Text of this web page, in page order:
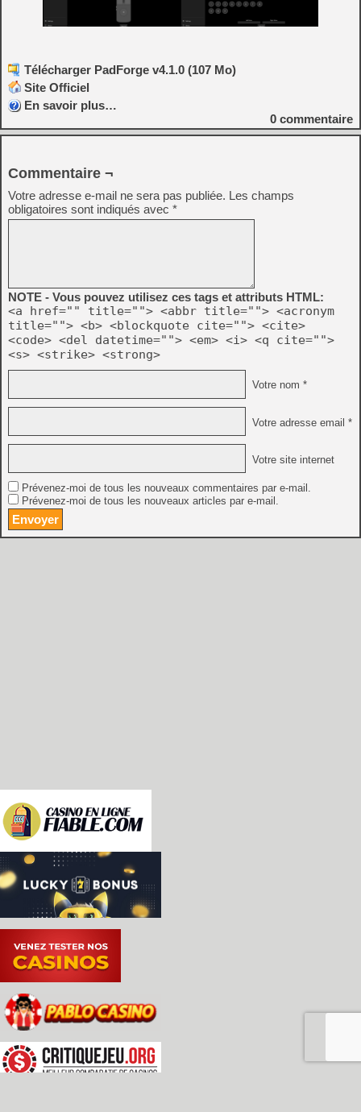
Télécharger PadForge v4.1.0 (107 Mo)
Site Officiel
En savoir plus…
0 commentaire
Commentaire ¬
Votre adresse e-mail ne sera pas publiée. Les champs
obligatoires sont indiqués avec *
NOTE - Vous pouvez utilisez ces tags et attributs HTML:
<a href="" title=""> <abbr title=""> <acronym
title=""> <b> <blockquote cite=""> <cite>
<code> <del datetime=""> <em> <i> <q cite="">
<s> <strike> <strong>
Votre nom *
Votre adresse email *
Votre site internet
Prévenez-moi de tous les nouveaux commentaires par e-mail.
Prévenez-moi de tous les nouveaux articles par e-mail.